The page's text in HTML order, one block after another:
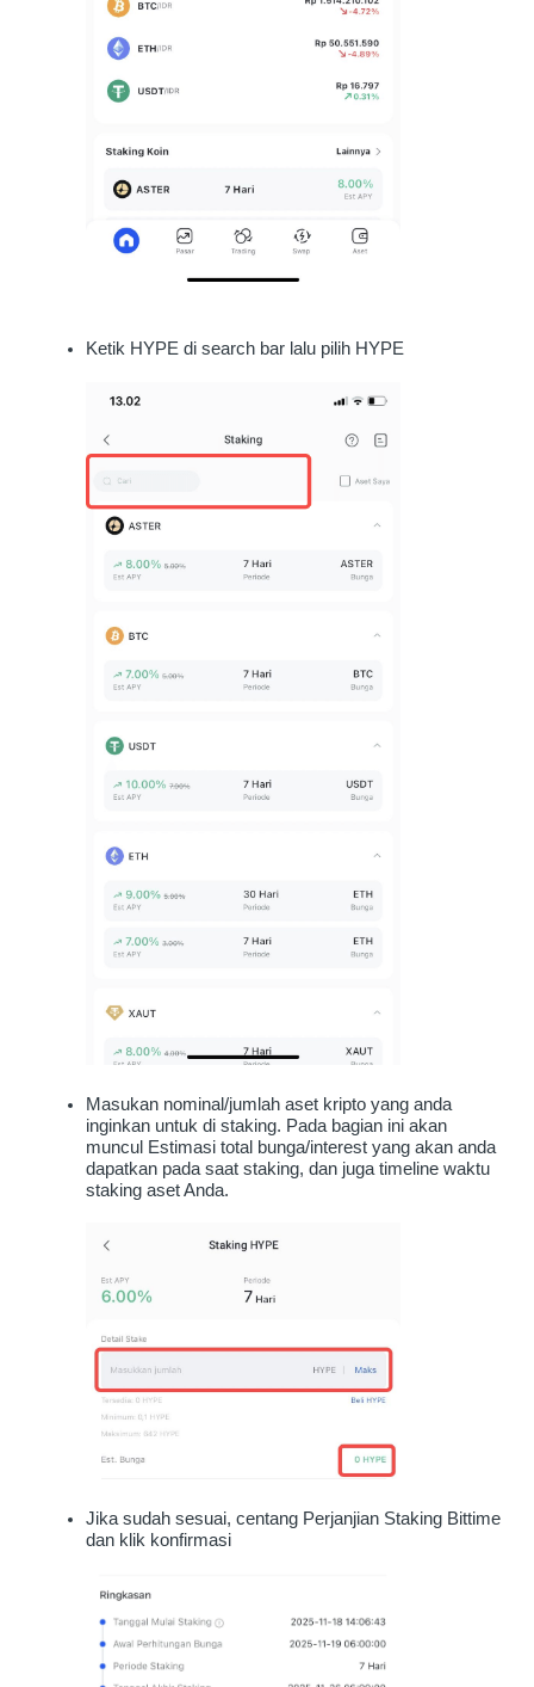
Ketik HYPE di search bar lalu pilih HYPE
Masukan nominal/jumlah aset kripto yang anda
inginkan untuk di staking. Pada bagian ini akan
muncul Estimasi total bunga/interest yang akan anda
dapatkan pada saat staking, dan juga timeline waktu
staking aset Anda.
Jika sudah sesuai, centang Perjanjian Staking Bittime
dan klik konfirmasi